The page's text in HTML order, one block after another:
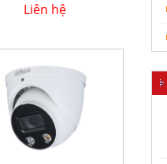
Liên hệ